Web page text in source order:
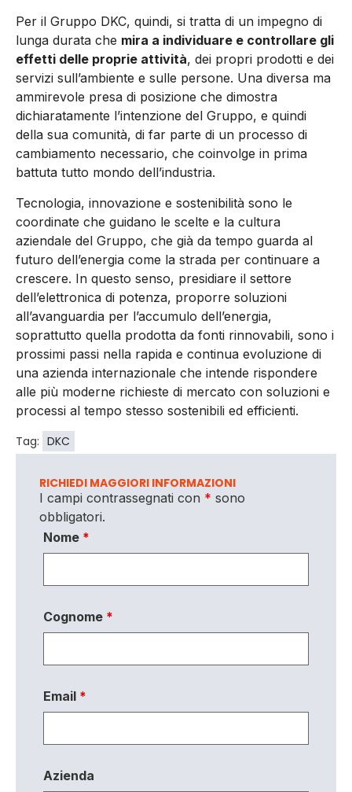
Per il Gruppo DKC, quindi, si tratta di un impegno di
lunga durata che mira a individuare e controllare gli
effetti delle proprie attività, dei propri prodotti e dei
servizi sull’ambiente e sulle persone. Una diversa ma
ammirevole presa di posizione che dimostra
dichiaratamente l’intenzione del Gruppo, e quindi
della sua comunità, di far parte di un processo di
cambiamento necessario, che coinvolge in prima
battuta tutto mondo dell’industria.
Tecnologia, innovazione e sostenibilità sono le
coordinate che guidano le scelte e la cultura
aziendale del Gruppo, che già da tempo guarda al
futuro dell’energia come la strada per continuare a
crescere. In questo senso, presidiare il settore
dell’elettronica di potenza, proporre soluzioni
all’avanguardia per l’accumulo dell’energia,
soprattutto quella prodotta da fonti rinnovabili, sono i
prossimi passi nella rapida e continua evoluzione di
una azienda internazionale che intende rispondere
alle più moderne richieste di mercato con soluzioni e
processi al tempo stesso sostenibili ed efficienti.
Tag: DKC
RICHIEDI MAGGIORI INFORMAZIONI
I campi contrassegnati con * sono
obbligatori.
Nome *
Cognome *
Email *
Azienda